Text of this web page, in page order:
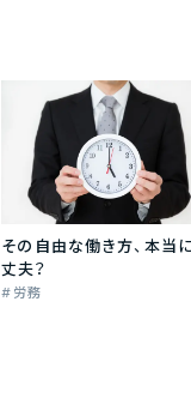
その自由な働き方、本当
丈夫？
労務